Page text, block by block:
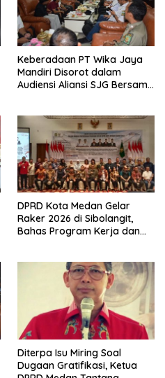
Keberadaan PT Wika Jaya
Mandiri Disorot dalam
Audiensi Aliansi SJG Bersama
DPRD Kota Medan Gelar
Raker 2026 di Sibolangit,
Bahas Program Kerja dan
Diterpa Isu Miring Soal
Dugaan Gratifikasi, Ketua